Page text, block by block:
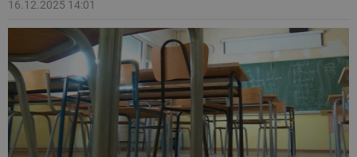
16.12.2025 14:01